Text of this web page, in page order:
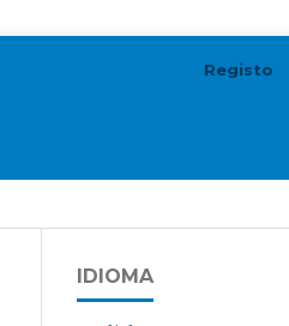
Registo
IDIOMA